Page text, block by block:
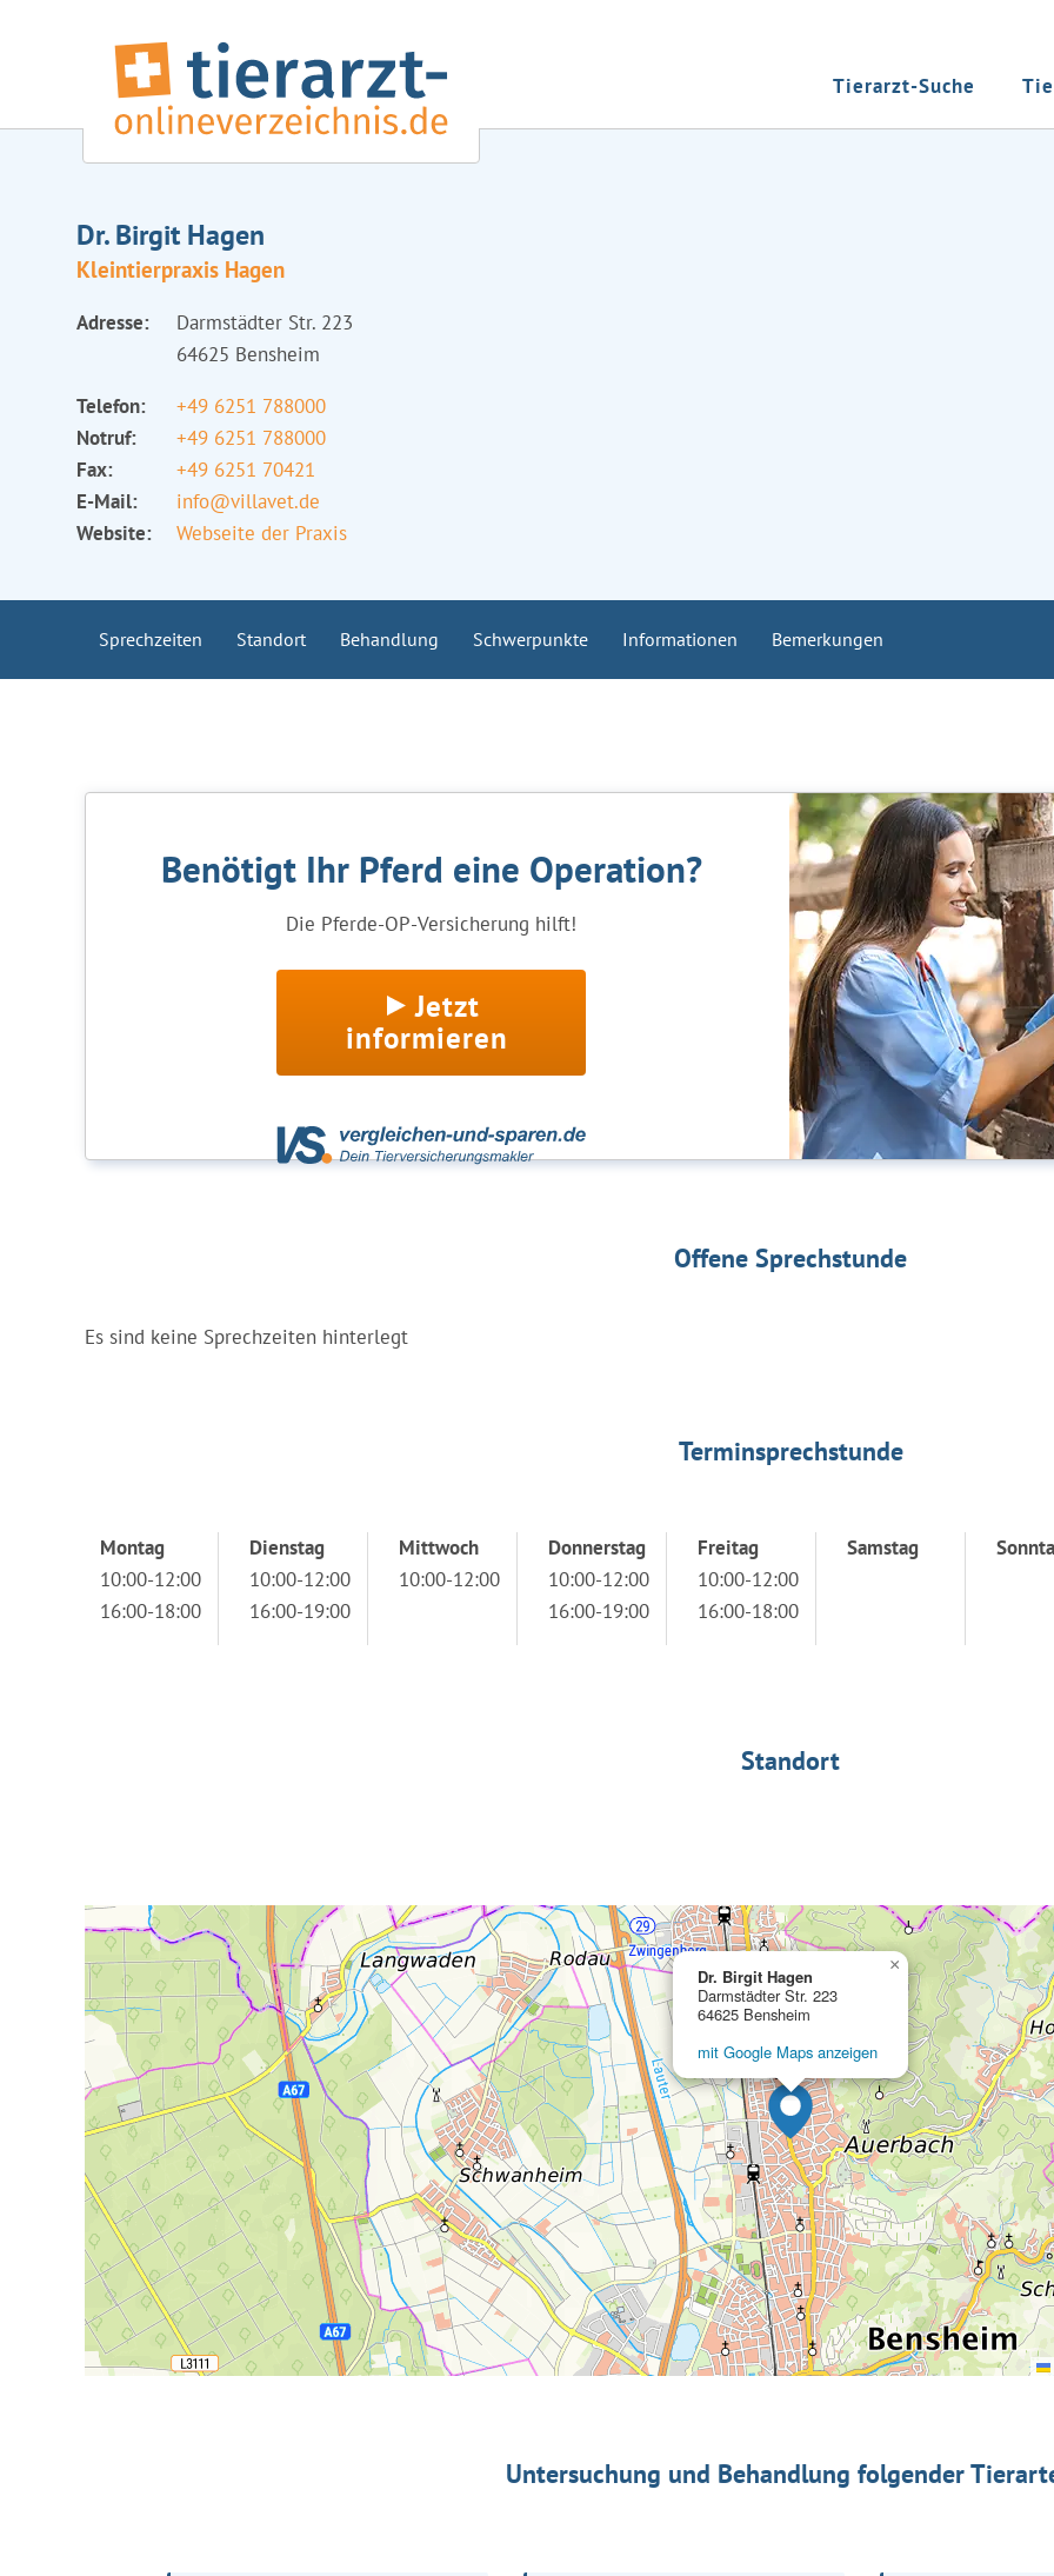
Tierarzt-Suche
Dr. Birgit Hagen
Kleintierpraxis Hagen
Adresse:
Darmstädter Str. 223
64625 Bensheim
Telefon:
+49 6251 788000
Notruf:
+49 6251 788000
Fax:
+49 6251 70421
E-Mail:
info@villavet.de
Website:
Webseite der Praxis
Sprechzeiten Standort Behandlung Schwerpunkte Informationen Bemerkungen
Benötigt Ihr Pferd eine Operation?
Die Pferde-OP-Versicherung hilft!
Jetzt
informieren
Offene Sprechstunde
Es sind keine Sprechzeiten hinterlegt
Terminsprechstunde
Montag
10:00-12:00
16:00-18:00
Dienstag
10:00-12:00
16:00-19:00
Mittwoch
10:00-12:00
Donnerstag
10:00-12:00
16:00-19:00
Freitag
10:00-12:00
16:00-18:00
Samstag
Standort
Dr. Birgit Hagen
Darmstädter Str. 223
64625 Bensheim
mit Google Maps anzeigen
×
Untersuchung und Behandlung folgender